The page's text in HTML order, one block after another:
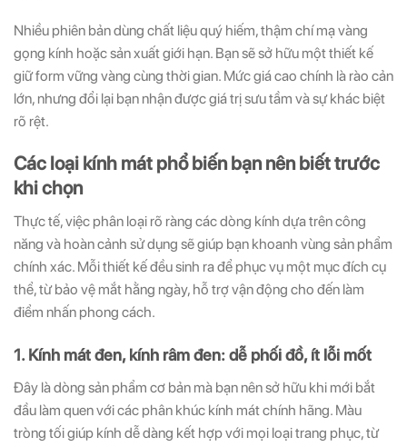
Nhiều phiên bản dùng chất liệu quý hiếm, thậm chí mạ vàng
gọng kính hoặc sản xuất giới hạn. Bạn sẽ sở hữu một thiết kế
giữ form vững vàng cùng thời gian. Mức giá cao chính là rào cản
lớn, nhưng đổi lại bạn nhận được giá trị sưu tầm và sự khác biệt
rõ rệt.
Các loại kính mát phổ biến bạn nên biết trước
khi chọn
Thực tế, việc phân loại rõ ràng các dòng kính dựa trên công
năng và hoàn cảnh sử dụng sẽ giúp bạn khoanh vùng sản phẩm
chính xác. Mỗi thiết kế đều sinh ra để phục vụ một mục đích cụ
thể, từ bảo vệ mắt hằng ngày, hỗ trợ vận động cho đến làm
điểm nhấn phong cách.
1. Kính mát đen, kính râm đen: dễ phối đồ, ít lỗi mốt
Đây là dòng sản phẩm cơ bản mà bạn nên sở hữu khi mới bắt
đầu làm quen với các phân khúc kính mát chính hãng. Màu
tròng tối giúp kính dễ dàng kết hợp với mọi loại trang phục, từ